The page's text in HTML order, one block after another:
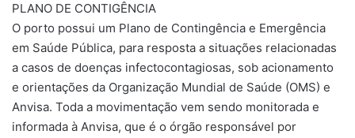
PLANO DE CONTIGÊNCIA
O porto possui um Plano de Contingência e Emergência
em Saúde Pública, para resposta a situações relacionadas
a casos de doenças infectocontagiosas, sob acionamento
e orientações da Organização Mundial de Saúde (OMS) e
Anvisa. Toda a movimentação vem sendo monitorada e
informada à Anvisa, que é o órgão responsável por